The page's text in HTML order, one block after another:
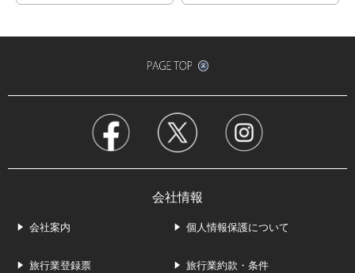
会社情報
会社案内 個人情報保護について
旅行業登録票 旅行業約款・条件